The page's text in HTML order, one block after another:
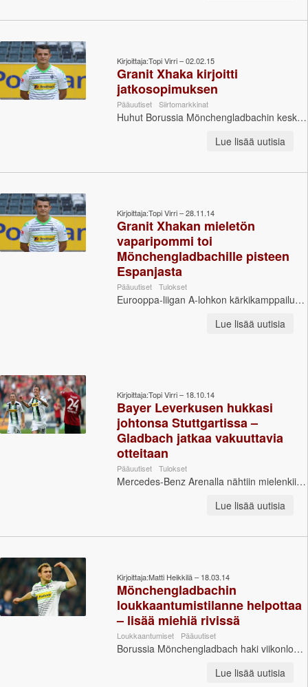
Kirjoittaja:Topi Virri – 02.02.15
Granit Xhaka kirjoitti
jatkosopimuksen
Pääuutiset Siirtomarkkinat
Huhut Borussia Mönchengladbachin keskikenttämies Granit Xhakan siirrosta voidaan laittaa toistaiseksi jäihin. Sveitsiläinen kirjoitti jatkosopimuk...
Lue lisää uutisia
Kirjoittaja:Topi Virri – 28.11.14
Granit Xhakan mieletön
vaparipommi toi
Mönchengladbachille pisteen
Espanjasta
Pääuutiset Tulokset
Eurooppa-liigan A-lohkon kärkikamppailussa Villarreal isännöi Borussia Mönchengladbachia. Joukkueet tasasivat pisteet värikkäiden vaiheiden jäl...
Lue lisää uutisia
Kirjoittaja:Topi Virri – 18.10.14
Bayer Leverkusen hukkasi
johtonsa Stuttgartissa –
Gladbach jatkaa vakuuttavia
otteitaan
Pääuutiset Tulokset
Mercedes-Benz Arenalla nähtiin mielenkiintoinen ottelu, kun VfB Stuttgart nousi upeasti kolmen maalin takaa tasoihin Bayer Leverkusenia vastaan. Myö...
Lue lisää uutisia
Kirjoittaja:Matti Heikkilä – 18.03.14
Mönchengladbachin
loukkaantumistilanne helpottaa
– lisää miehiä rivissä
Loukkaantumiset Pääuutiset
Borussia Mönchengladbach haki viikonloppuna komean 2-1-voiton Borussia Dortmundista huolimatta melkoisesta loukkaantumissumasta. Tilanne alkaa senkin...
Lue lisää uutisia